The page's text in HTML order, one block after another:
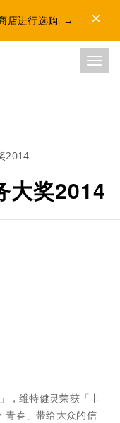
店进行选购! →
2014
大奖2014
，维特健灵荣获「丰
青春」带给大众的信